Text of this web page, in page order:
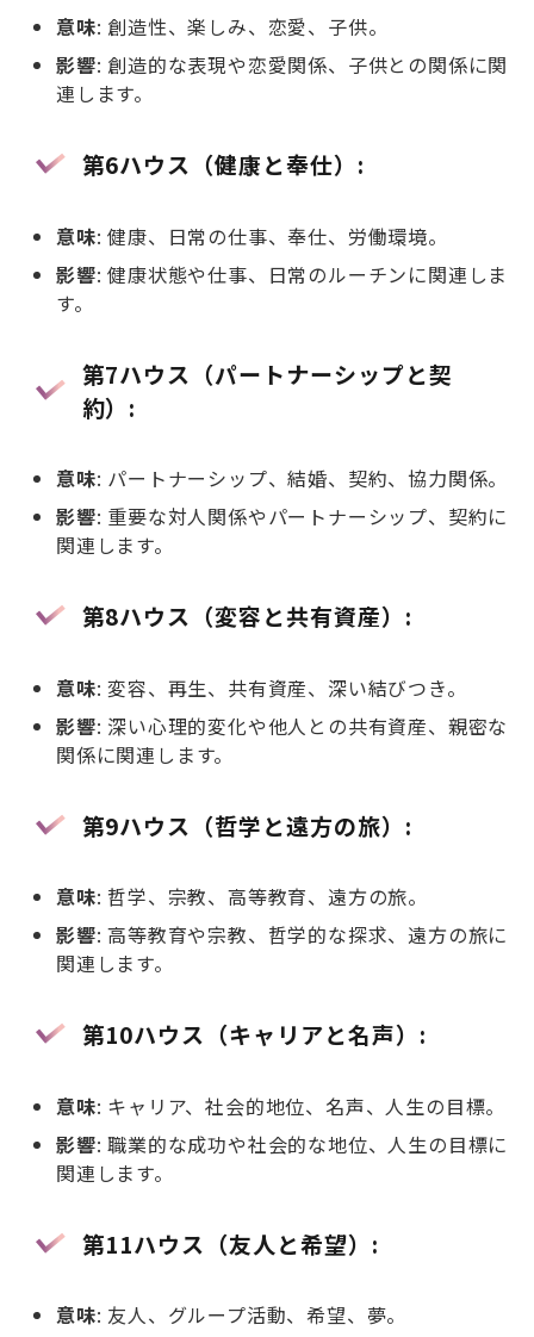
意味: 創造性、楽しみ、恋愛、子供。
影響: 創造的な表現や恋愛関係、子供との関係に関
連します。
第6ハウス（健康と奉仕） :
意味: 健康、日常の仕事、奉仕、労働環境。
影響: 健康状態や仕事、日常のルーチンに関連しま
す。
第7ハウス（パートナーシップと契
約） :
意味: パートナーシップ、結婚、契約、協力関係。
影響: 重要な対人関係やパートナーシップ、契約に
関連します。
第8ハウス（変容と共有資産） :
意味: 変容、再生、共有資産、深い結びつき。
影響: 深い心理的変化や他人との共有資産、親密な
関係に関連します。
第9ハウス（哲学と遠方の旅） :
意味: 哲学、宗教、高等教育、遠方の旅。
影響: 高等教育や宗教、哲学的な探求、遠方の旅に
関連します。
第10ハウス（キャリアと名声） :
意味: キャリア、社会的地位、名声、人生の目標。
影響: 職業的な成功や社会的な地位、人生の目標に
関連します。
第11ハウス（友人と希望） :
意味: 友人、グループ活動、希望、夢。